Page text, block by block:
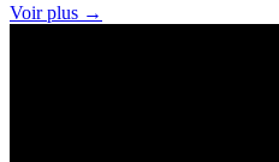
Voir plus →